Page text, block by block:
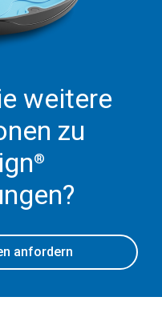
weitere
zu
®
anfordern